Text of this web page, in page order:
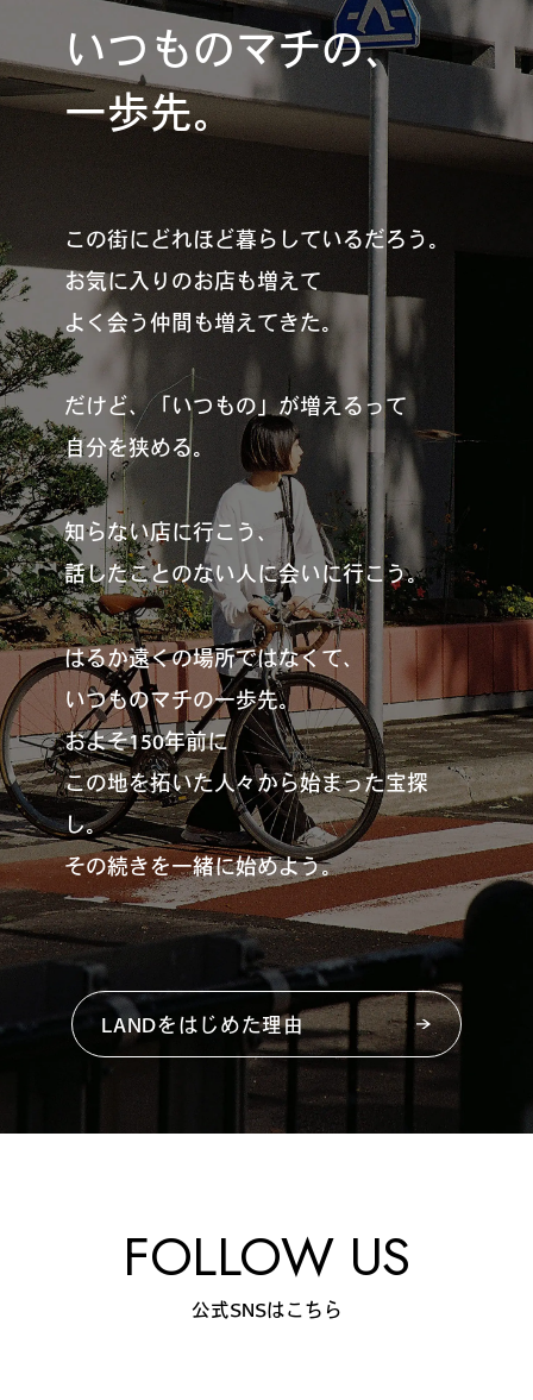
いつものマチの、
一歩先。
この街にどれほど暮らしているだろう。
お気に入りのお店も増えて
よく会う仲間も増えてきた。
だけど、「いつもの」が増えるって
自分を狭める。
知らない店に行こう、
話したことのない人に会いに行こう。
はるか遠くの場所ではなくて、
いつものマチの一歩先。
およそ150年前に
この地を拓いた人々から始まった宝探
し。
その続きを一緒に始めよう。
LANDをはじめた理由
FOLLOW US
公式SNSはこちら